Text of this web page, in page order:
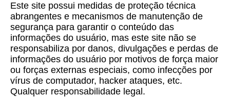
Este site possui medidas de proteção técnica
abrangentes e mecanismos de manutenção de
segurança para garantir o conteúdo das
informações do usuário, mas este site não se
responsabiliza por danos, divulgações e perdas de
informações do usuário por motivos de força maior
ou forças externas especiais, como infecções por
vírus de computador, hacker ataques, etc.
Qualquer responsabilidade legal.